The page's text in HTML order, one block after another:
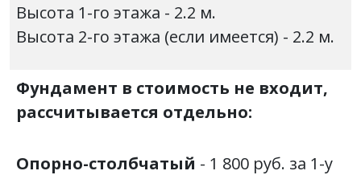
Высота 1-го этажа - 2.2 м.
Высота 2-го этажа (если имеется) - 2.2 м.
Фундамент в стоимость не входит,
рассчитывается отдельно:
Опорно-столбчатый - 1 800 руб. за 1-у